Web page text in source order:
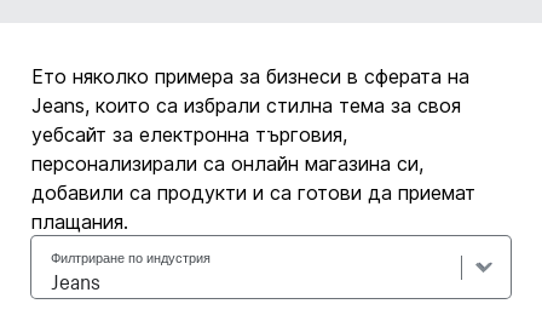
Ето няколко примера за бизнеси в сферата на
Jeans, които са избрали стилна тема за своя
уебсайт за електронна търговия,
персонализирали са онлайн магазина си,
добавили са продукти и са готови да приемат
плащания.
Филтриране по индустрия